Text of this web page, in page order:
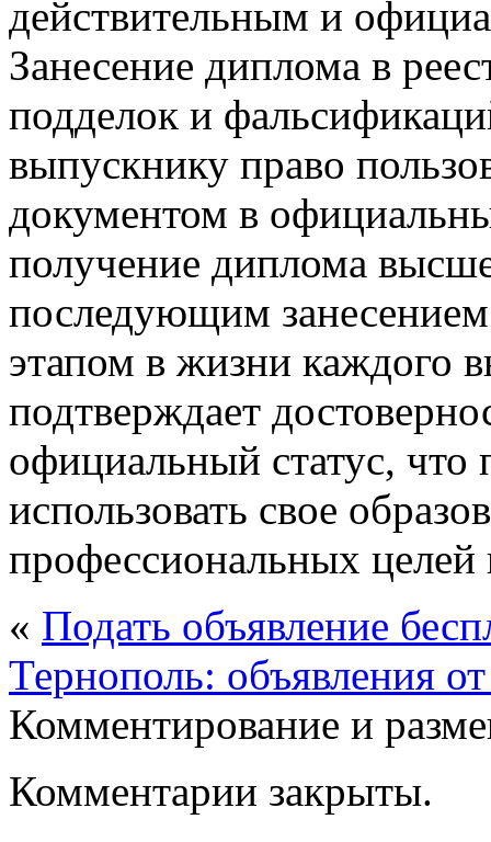
действительным и
Занесение диплома в
подделок и
выпускнику право
документом в
получение диплома
последующим занесением
этапом в жизни каждого
подтверждает
официальный статус, что
использовать свое
профессиональных целей
« Подать объявление
Тернополь: объявления
Комментирование и
Комментарии закрыты.